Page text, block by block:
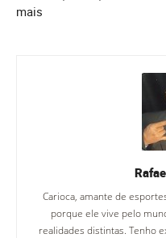
mais
Carioca, amante de
porque ele vive pelo
realidades distintas. Tenho